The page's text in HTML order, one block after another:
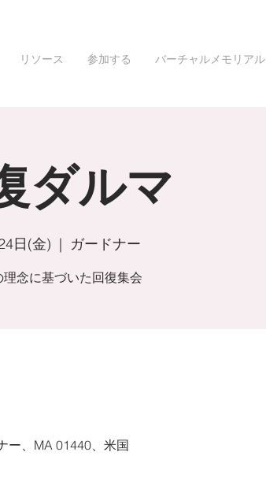
リソース 参加する バーチャルメモリアル
ダルマ
日(金)
  |
ガードナー
理念に基づいた回復集会
ー、MA 01440、米国